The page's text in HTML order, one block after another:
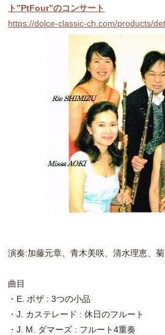
ト”PtFour”のコンサート
https://dolce-classic-ch.com/products/
演奏:加藤元章、青木美咲、清水理恵、菊
曲目
・E. ボザ : 3つの小品
・J. カステレード : 休日のフルート
・J. M. ダマーズ : フルート4重奏